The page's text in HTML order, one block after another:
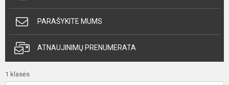
PARAŠYKITE MUMS
ATNAUJINIMŲ PRENUMERATA
1 klasės